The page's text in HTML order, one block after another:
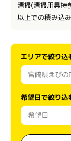
清掃(清掃用具持
以上での積み込み
エリアで絞り込
希望日で絞り込